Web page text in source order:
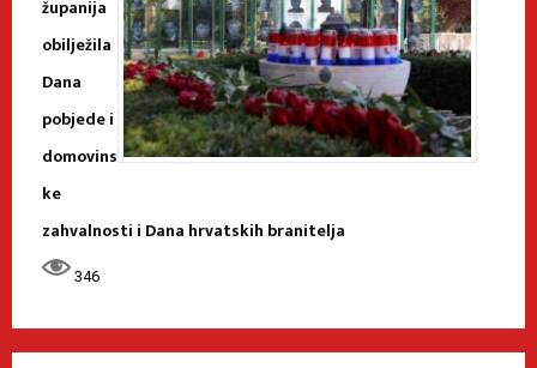
županija
obilježila
Dana
pobjede i
domovins
ke
zahvalnosti i Dana hrvatskih branitelja
346